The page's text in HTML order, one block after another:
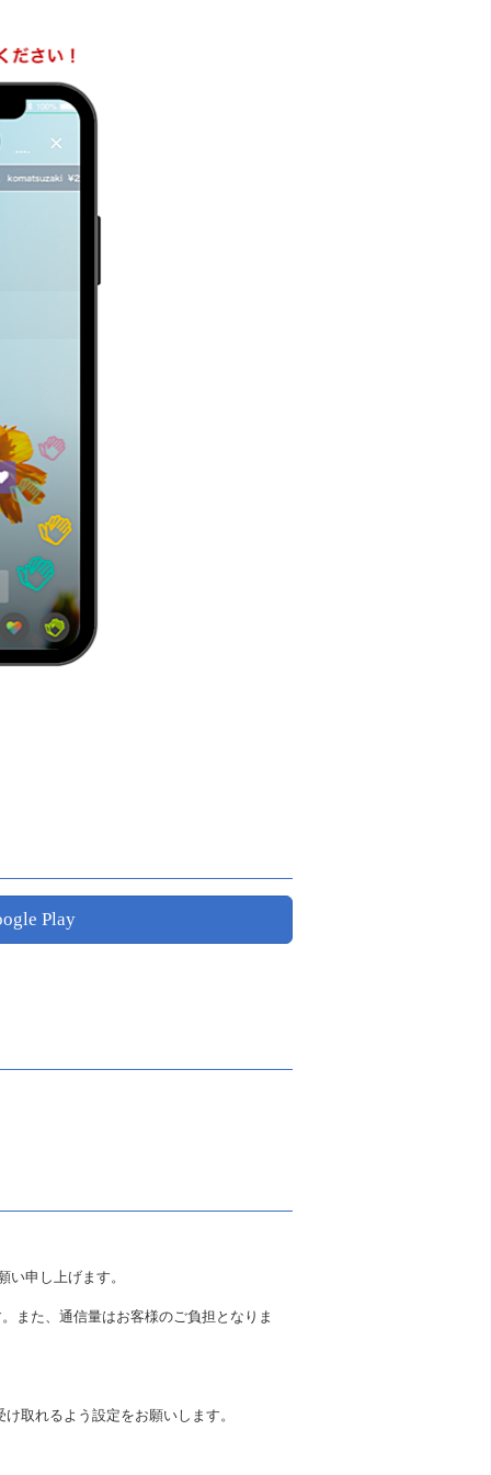
Play
い申し上げます。
また、通信量はお客様のご負担となりま
取れるよう設定をお願いします。